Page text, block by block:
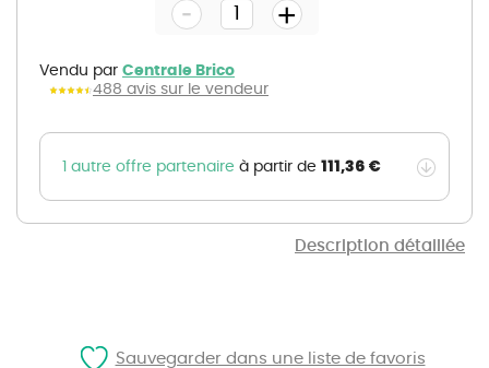
Description détaillée
gallery
Vendu par Centrale Brico
488 avis sur le vendeur
- +
1 autre offre partenaire à partir de 111,36 €
Sauvegarder dans une liste de favoris